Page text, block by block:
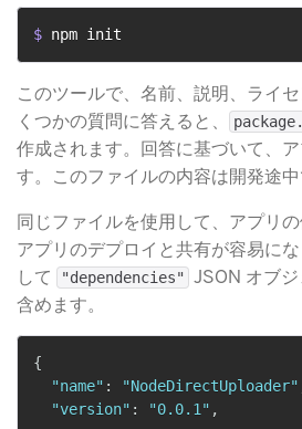
$ npm init
このツールで、名前、説明、ライ
くつかの質問に答えると、
作成されます。回答に基づいて、
す。このファイルの内容は開発途中
同じファイルを使用して、アプリ
アプリのデプロイと共有が容易に
して
"dependencies"
JSON オブ
含めます。
{
"name" : "NodeDirectUploader"
"version" : "0.0.1" ,